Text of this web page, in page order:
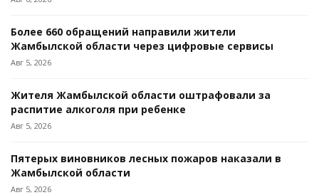
Более 660 обращений направили жители
Жамбылской области через цифровые сервисы
Авг 5, 2026
Жителя Жамбылской области оштрафовали за
распитие алкоголя при ребенке
Авг 5, 2026
Пятерых виновников лесных пожаров наказали в
Жамбылской области
Авг 5, 2026